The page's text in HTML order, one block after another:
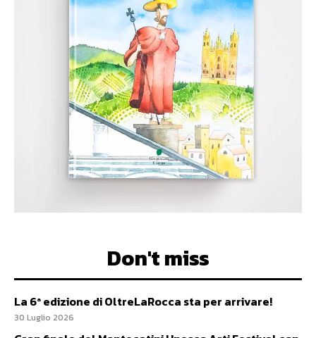
Don't miss
La 6ª edizione di OltreLaRocca sta per arrivare!
30 Luglio 2026